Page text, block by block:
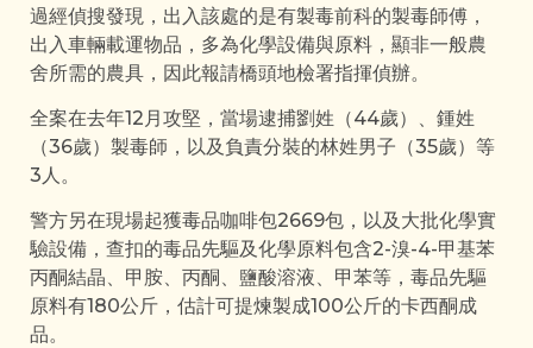
過經偵搜發現，出入該處的是有製毒前科的製毒師傅，
出入車輛載運物品，多為化學設備與原料，顯非一般農
舍所需的農具，因此報請橋頭地檢署指揮偵辦。
全案在去年12月攻堅，當場逮捕劉姓（44歲）、鍾姓
（36歲）製毒師，以及負責分裝的林姓男子（35歲）等
3人。
警方另在現場起獲毒品咖啡包2669包，以及大批化學實
驗設備，查扣的毒品先驅及化學原料包含2-溴-4-甲基苯
丙酮結晶、甲胺、丙酮、鹽酸溶液、甲苯等，毒品先驅
原料有180公斤，估計可提煉製成100公斤的卡西酮成
品。